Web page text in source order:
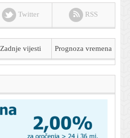
Twitter RSS
Zadnje vijesti Prognoza vremena